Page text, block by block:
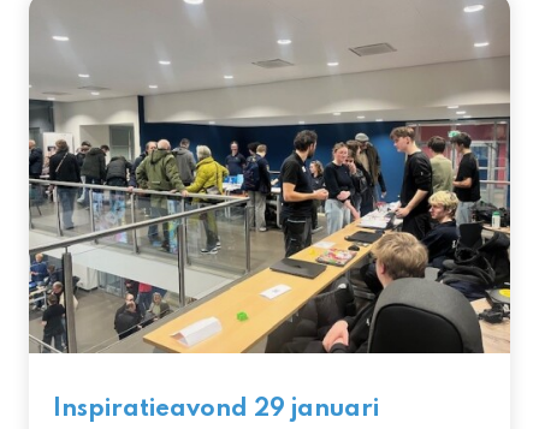
Inspiratieavond 29 januari